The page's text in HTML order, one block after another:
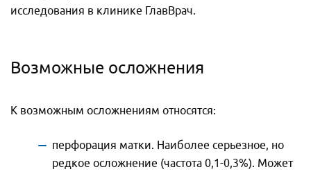
исследования в клинике ГлавВрач.
Возможные осложнения
К возможным осложнениям относятся:
перфорация матки. Наиболее серьезное, но
редкое осложнение (частота 0,1-0,3%). Может